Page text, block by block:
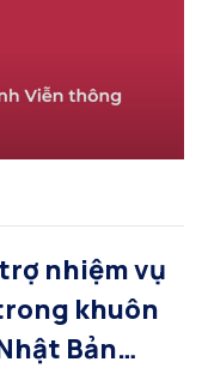
nhiệm vụ
khuôn
Bản